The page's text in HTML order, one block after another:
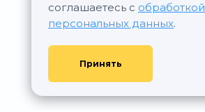
соглашаетесь с обработкой
персональных данных.
Принять